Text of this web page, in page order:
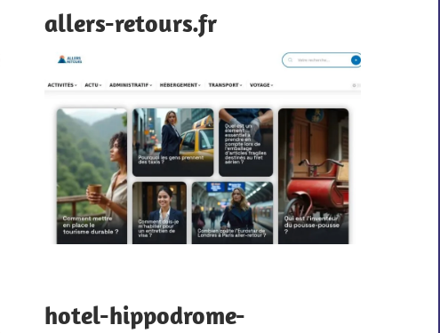
allers-retours.fr
hotel-hippodrome-